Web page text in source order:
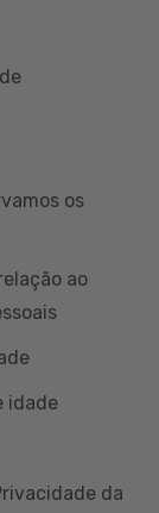
os
ao
idade
da